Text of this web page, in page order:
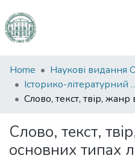
Communities
&
Collections
Statistics
Home
Історико-
Слово, текст,
основних типах